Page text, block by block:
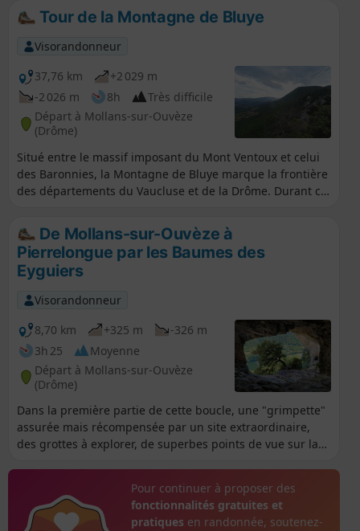
Tour de la Montagne de Bluye
Visorandonneur
37,76 km
+2 029 m
-2 026 m
8h
Très difficile
Départ à Mollans-sur-Ouvèze
(Drôme)
Situé entre le massif imposant du Mont Ventoux et celui
des Baronnies, la Montagne de Bluye marque la frontière
des départements du Vaucluse et de la Drôme. Durant ce
environnantes du Toulourenc et de l'Ouvèze sont offerts.
La face Nord du Mont Ventoux ainsi que les massifs des
Barronnies Provençales sont présents tout au long du
tracé.
De Mollans-sur-Ouvèze à
Pierrelongue par les Baumes des
Eyguiers
Visorandonneur
8,70 km
+325 m
-326 m
3h 25
Moyenne
Départ à Mollans-sur-Ouvèze
(Drôme)
Dans la première partie de cette boucle, une "grimpette"
assurée mais récompensée par un site extraordinaire,
des grottes à explorer, de superbes points de vue sur la
l'Ouvèze, avec toujours en surplomb, telles des
sentinelles, les spectaculaires Baumes des Eyguiers.
Pour continuer à proposer des
fonctionnalités gratuites et
pratiques en randonnée, soutenez-